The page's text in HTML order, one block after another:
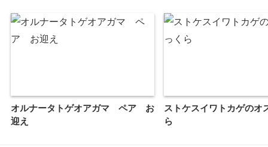
オルナータトゲオアガマ ペア お
迎え
ストケスイワトカゲの
ら